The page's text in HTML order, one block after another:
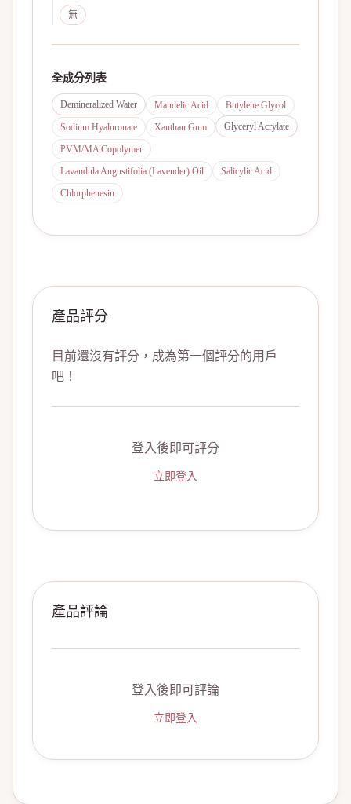
無
全成分列表
Demineralized Water Mandelic Acid
Butylene Glycol
Sodium Hyaluronate
Xanthan Gum Glyceryl Acrylate
PVM/MA Copolymer
Lavandula Angustifolia (Lavender) Oil
Salicylic Acid
Chlorphenesin
產品評分
目前還沒有評分，成為第一個評分的用戶
吧！
登入後即可評分
立即登入
產品評論
登入後即可評論
立即登入